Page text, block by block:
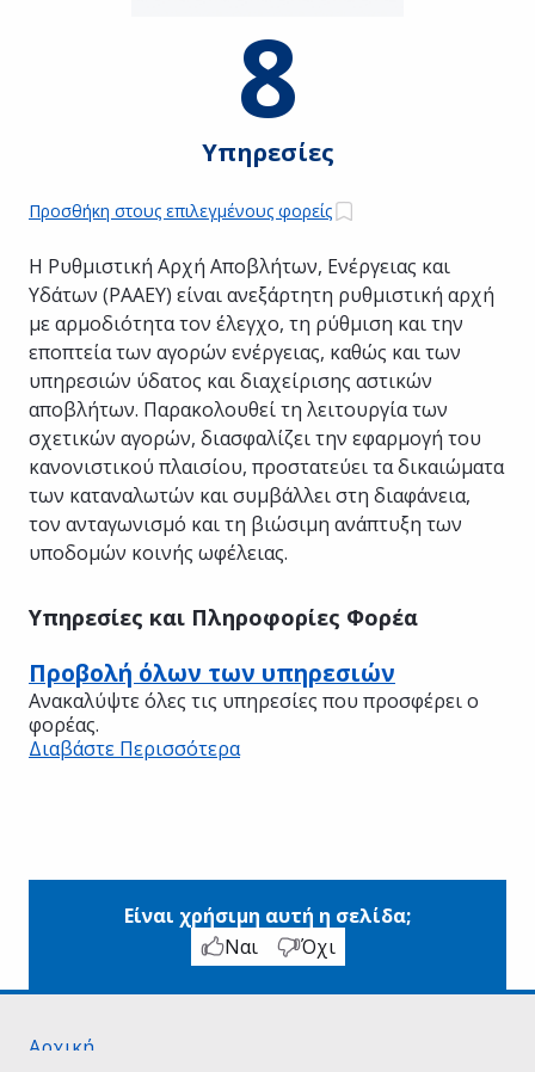
8
Υπηρεσίες
Προσθήκη στους επιλεγμένους φορείς
Η Ρυθμιστική Αρχή Αποβλήτων, Ενέργειας και
Υδάτων (ΡΑΑΕΥ) είναι ανεξάρτητη ρυθμιστική αρχή
με αρμοδιότητα τον έλεγχο, τη ρύθμιση και την
εποπτεία των αγορών ενέργειας, καθώς και των
υπηρεσιών ύδατος και διαχείρισης αστικών
αποβλήτων. Παρακολουθεί τη λειτουργία των
σχετικών αγορών, διασφαλίζει την εφαρμογή του
κανονιστικού πλαισίου, προστατεύει τα δικαιώματα
των καταναλωτών και συμβάλλει στη διαφάνεια,
τον ανταγωνισμό και τη βιώσιμη ανάπτυξη των
υποδομών κοινής ωφέλειας.
Υπηρεσίες και Πληροφορίες Φορέα
Προβολή όλων των υπηρεσιών
Ανακαλύψτε όλες τις υπηρεσίες που προσφέρει ο
φορέας.
Διαβάστε Περισσότερα
Είναι χρήσιμη αυτή η σελίδα;
Ναι
Όχι
Αρχική